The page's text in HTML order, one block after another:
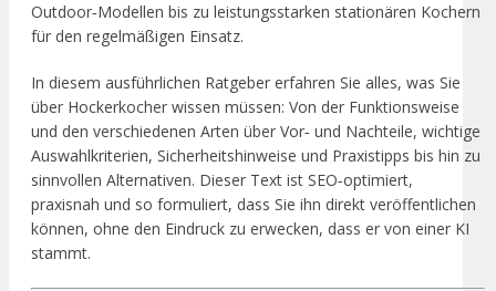
Outdoor‑Modellen bis zu leistungsstarken stationären Kochern
für den regelmäßigen Einsatz.
In diesem ausführlichen Ratgeber erfahren Sie alles, was Sie
über Hockerkocher wissen müssen: Von der Funktionsweise
und den verschiedenen Arten über Vor‑ und Nachteile, wichtige
Auswahlkriterien, Sicherheitshinweise und Praxistipps bis hin zu
sinnvollen Alternativen. Dieser Text ist SEO‑optimiert,
praxisnah und so formuliert, dass Sie ihn direkt veröffentlichen
können, ohne den Eindruck zu erwecken, dass er von einer KI
stammt.